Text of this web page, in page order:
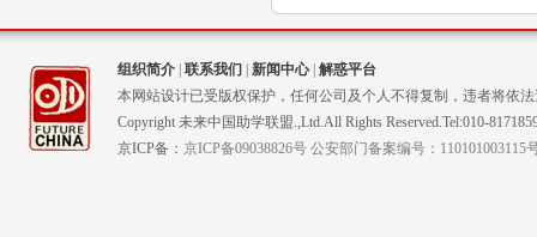
组织简介 联系我们 新闻中心| 解惑平台
本网站设计已受版权保护，任何公司及个人不得复制，违者将依
Copyright 未来中国助学联盟.,Ltd.All Rights Reserved.Tel:010-
京ICP备： 京ICP备09038826号 公安部门备案编号：110101003115